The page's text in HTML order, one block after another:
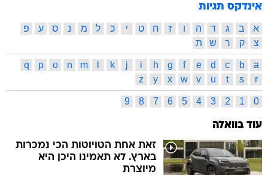
אינדקס תגיות
א ב ג ד ה ו ז ח ט י כ ל מ נ ס ע
פ
צ
ק ר ש ת
a
b
c
d
e
f
g
h
i
j
k
m
n
o
p
q
r
s
t
u
v
w
x
y
z
0
1
2
3
4
5
6
7
8
9
עוד בוואלה
זאת אחת הטויוטות הכי נמכרות
בארץ. לא תאמינו היכן היא
מיוצרת